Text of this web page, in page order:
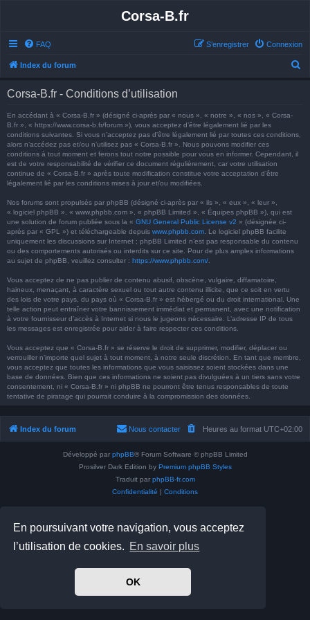
En poursuivant votre navigation, vous acceptez
l’utilisation de cookies. En savoir plus
OK
Corsa-B.fr
FAQ Connexion
S’enregistrer
Index du forum
Corsa-B.fr - Conditions d’utilisation
En accédant à « Corsa-B.fr » (désigné ci-après par « nous », « notre », « nos », « Corsa-
B.fr », « https://www.corsa-b.fr/forum »), vous acceptez d’être légalement lié par les
conditions suivantes. Si vous n’acceptez pas d’être légalement lié par toutes ces conditions,
alors n’accédez pas et/ou n’utilisez pas « Corsa-B.fr ». Nous pouvons modifier ces
conditions à tout moment et ferons tout notre possible pour vous en informer. Cependant, il
est de votre responsabilité de vérifier ce document régulièrement, car votre utilisation
continue de « Corsa-B.fr » après toute modification constitue votre acceptation d’être
légalement lié par les conditions mises à jour et/ou modifiées.
Nos forums sont propulsés par phpBB (désigné ci-après par « ils », « eux », « leur »,
« logiciel phpBB », « www.phpbb.com », « phpBB Limited », « Équipes phpBB »), qui est
une solution de forum publiée sous la « GNU General Public License v2 » (désignée ci-
après par « GPL ») et téléchargeable depuis www.phpbb.com . Le logiciel phpBB facilite
uniquement les discussions sur Internet ; phpBB Limited n’est pas responsable du contenu
ou des comportements autorisés ou interdits sur ce site. Pour de plus amples informations
au sujet de phpBB, veuillez consulter : https://www.phpbb.com/
Vous acceptez de ne pas publier de contenu abusif, obscène, vulgaire, diffamatoire,
haineux, menaçant, à caractère sexuel ou tout autre contenu illicite, que ce soit en vertu
des lois de votre pays, du pays où « Corsa-B.fr » est hébergé ou du droit international. Une
telle action peut entraîner votre bannissement immédiat et permanent, avec une notification
à votre fournisseur d’accès à Internet si nous le jugeons nécessaire. L’adresse IP de tous
les messages est enregistrée pour aider à faire respecter ces conditions.
Vous acceptez que « Corsa-B.fr » se réserve le droit de supprimer, modifier, déplacer ou
verrouiller n’importe quel sujet à tout moment, à notre seule discrétion. En tant que membre,
vous acceptez que toutes les informations que vous saisissez soient stockées dans une
base de données. Bien que ces informations ne soient pas divulguées à un tiers sans votre
consentement, ni « Corsa-B.fr » ni phpBB ne pourront être tenus responsables de toute
tentative de piratage qui pourrait conduire à la compromission des données.
Index du forum Heures au format UTC+02:00
Nous contacter
Développé par phpBB® Forum Software © phpBB Limited
Prosilver Dark Edition by Premium phpBB Styles
Traduit par phpBB-fr.com
Confidentialité | Conditions